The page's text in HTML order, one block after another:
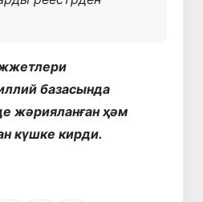
базасында
жәрияланған ҳәм
күшке кирди.